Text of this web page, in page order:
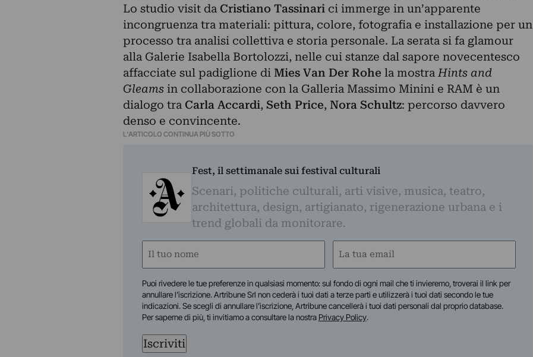
Lo studio visit da Cristiano Tassinarici immerge in un’apparente
incongruenza tra materiali: pittura, colore, fotografia e installazione per un
processo tra analisi collettiva e storia personale. La serata si fa glamour
alla Galerie Isabella Bortolozzi, nelle cui stanze dal sapore novecentesco
affacciate sul padiglione di Mies Van Der Rohe la mostra Hints and
Gleamsin collaborazione con la Galleria Massimo Minini e RAM è un
dialogo tra Carla Accardi, Seth Price, Nora Schultz: percorso davvero
denso e convincente.
L'ARTICOLO CONTINUA PIÙ SOTTO
Fest, il settimanale sui festival culturali
Scenari, politiche culturali, arti visive, musica, teatro,
architettura, design, artigianato, rigenerazione urbana e i
trend globali da monitorare.
Nome
Email
Puoi rivedere le tue preferenze in qualsiasi momento: sul fondo di ogni mail che ti invieremo, troverai il link per
annullare l’iscrizione. Artribune Srl non cederà i tuoi dati a terze parti e utilizzerà i tuoi dati secondo le tue
indicazioni. Se scegli di annullare l’iscrizione, Artribune cancellerà i tuoi dati personali dal proprio database.
Per saperne di più, ti invitiamo a consultare la nostra Privacy Policy.
Iscriviti